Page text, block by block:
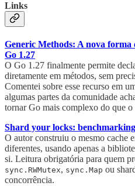
Links
Generic Methods: A nova forma
Go 1.27
O Go 1.27 finalmente permite
diretamente em métodos, sem
Comentei sobre esse recurso em
algumas partes da comunidade
tornar Go mais complexo do que o
Shard your locks: benchmarking
O autor construiu o mesmo cache
diferentes, usando apenas a
si. Leitura obrigatória para quem
sync.RWMutex, sync.Map ou
concorrência.